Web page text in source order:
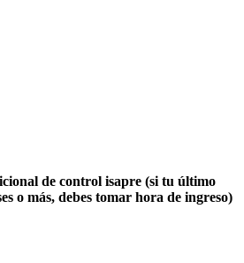
de control isapre (si tu último
o más, debes tomar hora de ingreso)